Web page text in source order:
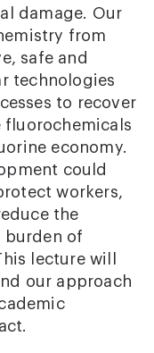
damage. Our
from
safe and
technologies
to recover
economy.
could
workers,
the
burden of
lecture will
our approach